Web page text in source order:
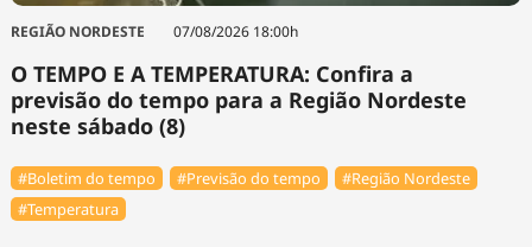
REGIÃO NORDESTE 07/08/2026 18:00h
O TEMPO E A TEMPERATURA: Confira a
previsão do tempo para a Região Nordeste
neste sábado (8)
#Boletim do tempo #Previsão do tempo
#Região Nordeste
#Temperatura